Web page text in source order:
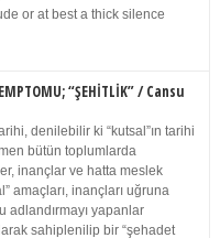
or at best a thick silence
“ŞEHİTLİK” / Cansu
denilebilir ki “kutsal”ın tarihi
bütün toplumlarda
inançlar ve hatta meslek
amaçları, inançları uğruna
adlandırmayı yapanlar
sahiplenilip bir “şehadet